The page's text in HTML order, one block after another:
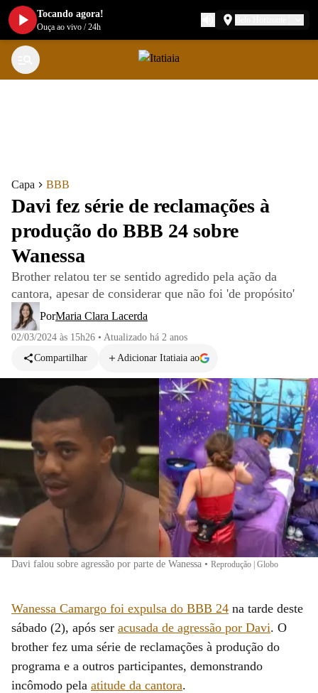
Capa BBB
Davi fez série de reclamações à
produção do BBB 24 sobre
Wanessa
Brother relatou ter se sentido agredido pela ação da
cantora, apesar de considerar que não foi 'de propósito'
PorMaria Clara Lacerda
02/03/2024 às 15h26 • Atualizado há 2 anos
Compartilhar
Adicionar Itatiaia ao
Davi falou sobre agressão por parte de Wanessa • Reprodução | Globo
Wanessa Camargo foi expulsa do BBB 24 na tarde deste
sábado (2), após ser acusada de agressão por Davi. O
brother fez uma série de reclamações à produção do
programa e a outros participantes, demonstrando
incômodo pela atitude da cantora.
Tocando agora!
Ouça ao vivo /24h